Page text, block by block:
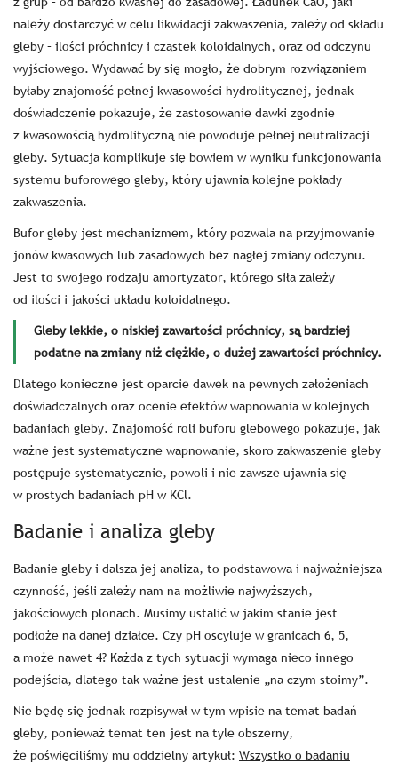
należy dostarczyć w celu likwidacji zakwaszenia, zależy od składu
gleby – ilości próchnicy i cząstek koloidalnych, oraz od odczynu
wyjściowego. Wydawać by się mogło, że dobrym rozwiązaniem
byłaby znajomość pełnej kwasowości hydrolitycznej, jednak
doświadczenie pokazuje, że zastosowanie dawki zgodnie
z kwasowością hydrolityczną nie powoduje pełnej neutralizacji
gleby. Sytuacja komplikuje się bowiem w wyniku funkcjonowania
systemu buforowego gleby, który ujawnia kolejne pokłady
zakwaszenia.
Bufor gleby jest mechanizmem, który pozwala na przyjmowanie
jonów kwasowych lub zasadowych bez nagłej zmiany odczynu.
Jest to swojego rodzaju amortyzator, którego siła zależy
od ilości i jakości układu koloidalnego.
Gleby lekkie, o niskiej zawartości próchnicy, są bardziej
podatne na zmiany niż ciężkie, o dużej zawartości próchnicy.
Dlatego konieczne jest oparcie dawek na pewnych założeniach
doświadczalnych oraz ocenie efektów wapnowania w kolejnych
badaniach gleby. Znajomość roli buforu glebowego pokazuje, jak
ważne jest systematyczne wapnowanie, skoro zakwaszenie gleby
postępuje systematycznie, powoli i nie zawsze ujawnia się
w prostych badaniach pH w KCl.
Badanie i analiza gleby
Badanie gleby i dalsza jej analiza, to podstawowa i najważniejsza
czynność, jeśli zależy nam na możliwie najwyższych,
jakościowych plonach. Musimy ustalić w jakim stanie jest
podłoże na danej działce. Czy pH oscyluje w granicach 6, 5,
a może nawet 4? Każda z tych sytuacji wymaga nieco innego
podejścia, dlatego tak ważne jest ustalenie „na czym stoimy”.
Nie będę się jednak rozpisywał w tym wpisie na temat badań
gleby, ponieważ temat ten jest na tyle obszerny,
że poświęciliśmy mu oddzielny artykuł: Wszystko o badaniu